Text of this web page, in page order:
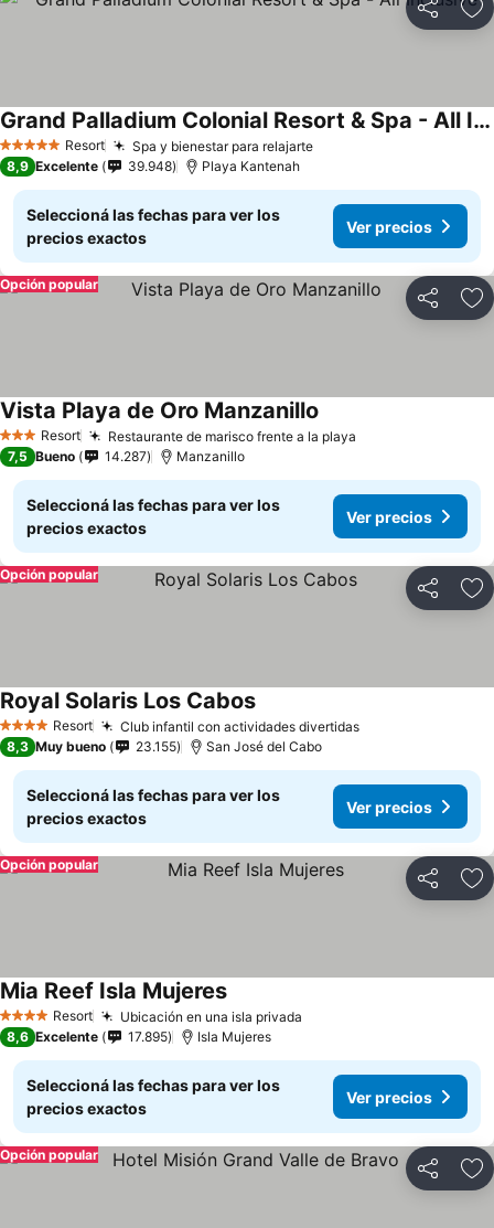
Compartir
5 Estrellas Resort Spa y bienestar para relajarte
Grand Palladium Colonial Resort & Spa - All Inclusive
8,9 Excelente 39.948 Playa Kantenah
Seleccioná las fechas para ver los
precios exactos
Ver precios
Compartir
Opción popular
3 EstrellasResort Restaurante de marisco frente a la playa
Vista Playa de Oro Manzanillo
7,5 Bueno 14.287 Manzanillo
Seleccioná las fechas para ver los
precios exactos
Ver precios
Compartir
Opción popular
4 EstrellasResort Club infantil con actividades divertidas
Royal Solaris Los Cabos
8,3 Muy bueno 23.155 San José del Cabo
Seleccioná las fechas para ver los
precios exactos
Ver precios
Compartir
Opción popular
4 EstrellasResort Ubicación en una isla privada
Mia Reef Isla Mujeres
8,6 Excelente 17.895 Isla Mujeres
Seleccioná las fechas para ver los
precios exactos
Ver precios
Compartir
Opción popular